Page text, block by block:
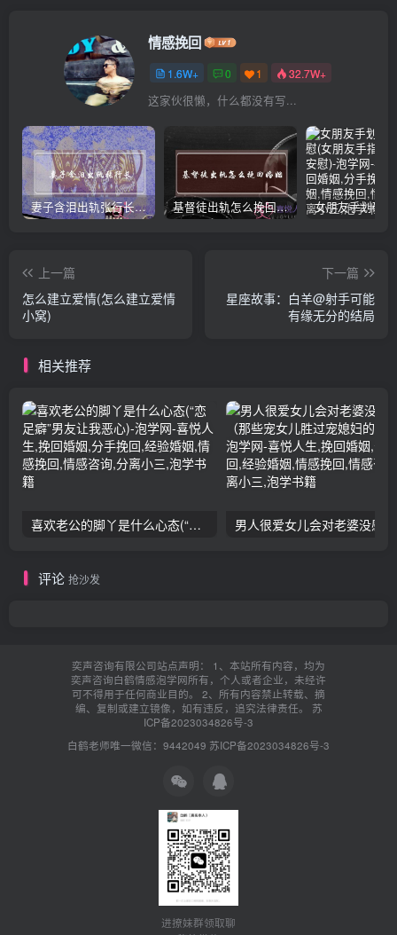
情感挽回
1.6W+ 0 1 32.7W+
这家伙很懒，什么都没有写...
妻子含泪出轨张行长 她说全都是因为家中 基督徒出轨怎么挽回婚姻(基督徒面对出轨婚姻)
上一篇
怎么建立爱情(怎么建立爱情
小窝)
下一篇
星座故事：白羊@射手可能
有缘无分的结局
相关推荐
喜欢老公的脚丫是什么心态(“恋足癖”男友让我恶心)
评论 抢沙发
奕声咨询有限公司站点声明： 1、本站所有内容，均为
奕声咨询白鹤情感泡学网所有，个人或者企业，未经许
可不得用于任何商业目的。 2、所有内容禁止转载、摘
编、复制或建立镜像，如有违反，追究法律责任。 苏
ICP备2023034826号-3
白鹤老师唯一微信：9442049 苏ICP备2023034826号-3
进撩妹群领取聊